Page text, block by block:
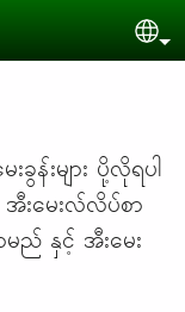
န်းများ ပို့လိုရပါ
းမေးလ်လိပ်စာ
ည် နှင့် အီးမေး